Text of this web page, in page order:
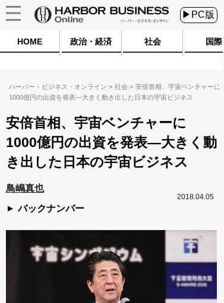
▶PC版
HOME 政治・経済 社会 国際
ハーバー・ビジネス・オンライン 社会
安倍首相、宇宙ベンチャーに
1000億円の出資を発表―大きく動き出した日本の宇宙ビジネス
安倍首相、宇宙ベンチャーに
1000億円の出資を発表―大きく動
き出した日本の宇宙ビジネス
鳥嶋真也
バックナンバー
2018.04.05